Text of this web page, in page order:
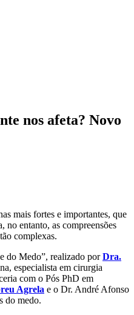
nos afeta? Novo
mais fortes e importantes, que
no entanto, as compreensões
complexas.
do Medo”, realizado porDra.
especialista em cirurgia
com o Pós PhD em
Agrela e o Dr. André Afonso
do medo.